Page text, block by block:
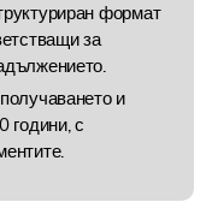
формат
за
и
години, с